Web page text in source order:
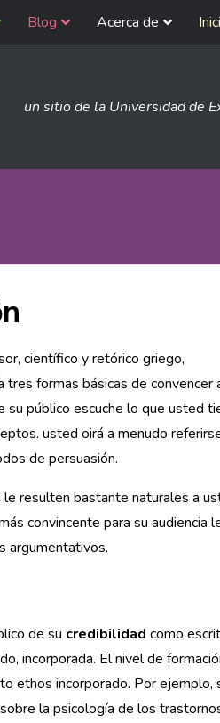
Blog Acerca de
un sitio de la Universidad de
científico y retórico griego,
formas básicas de convencer
su público escuche lo que usted
usted oirá a menudo
de persuasión.
resulten bastante naturales a
convincente para su audiencia
argumentativos.
de su credibilidad como
incorporada. El nivel de
ethos incorporado. Por ejemplo,
la psicología de los